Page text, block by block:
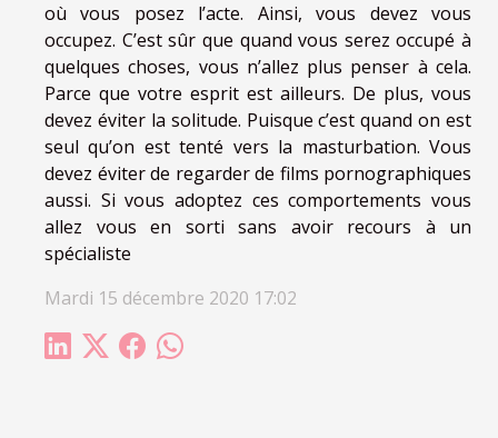
où vous posez l’acte. Ainsi, vous devez vous
occupez. C’est sûr que quand vous serez occupé à
quelques choses, vous n’allez plus penser à cela.
Parce que votre esprit est ailleurs. De plus, vous
devez éviter la solitude. Puisque c’est quand on est
seul qu’on est tenté vers la masturbation. Vous
devez éviter de regarder de films pornographiques
aussi. Si vous adoptez ces comportements vous
allez vous en sorti sans avoir recours à un
spécialiste
Mardi 15 décembre 2020 17:02